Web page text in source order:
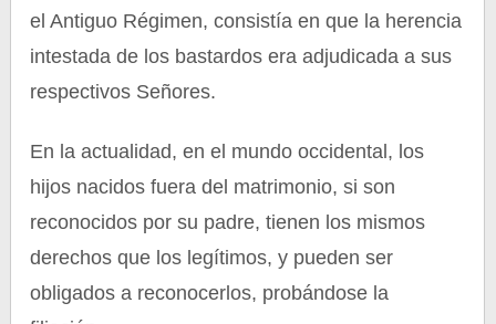
el Antiguo Régimen, consistía en que la herencia
intestada de los bastardos era adjudicada a sus
respectivos Señores.
En la actualidad, en el mundo occidental, los
hijos nacidos fuera del matrimonio, si son
reconocidos por su padre, tienen los mismos
derechos que los legítimos, y pueden ser
obligados a reconocerlos, probándose la